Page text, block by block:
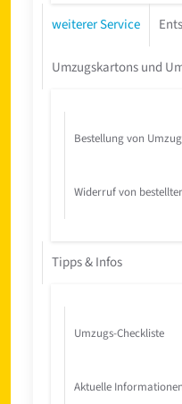
weiterer Service
Umzugskartons und
Bestellung von
Widerruf von
Tipps & Infos
Umzugs-Checkliste
Aktuelle Informationen